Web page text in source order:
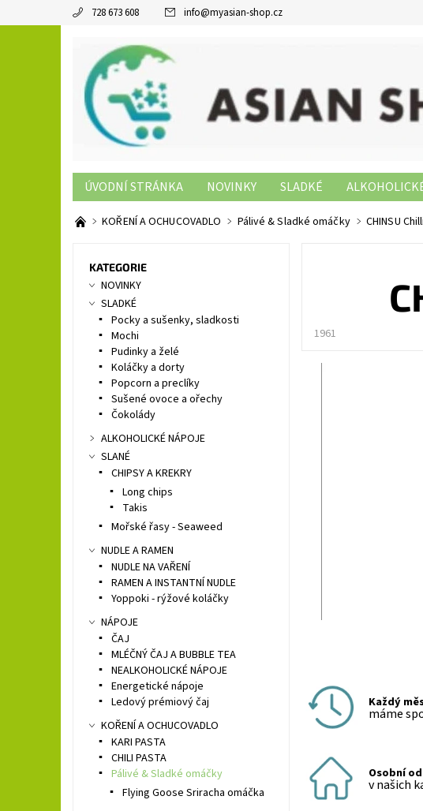
728 673 608 info@myasian-shop.cz
ÚVODNÍ STRÁNKA NOVINKY SLADKÉ
SUSHI PRODUKTY
NON-FOOD KONTAKTY NAŠE
KOŘENÍ A OCHUCOVADLO Pálivé & Sladké omáčky CHINSU
1961
Každý
máme
Osobní
v našich
KATEGORIE
NOVINKY
SLADKÉ
Pocky a sušenky, sladkosti
Mochi
Pudinky a želé
Koláčky a dorty
Popcorn a preclíky
Sušené ovoce a ořechy
Čokolády
ALKOHOLICKÉ NÁPOJE
SLANÉ
CHIPSY A KREKRY
Long chips
Takis
Mořské řasy - Seaweed
NUDLE A RAMEN
NUDLE NA VAŘENÍ
RAMEN A INSTANTNÍ NUDLE
Yoppoki - rýžové koláčky
NÁPOJE
ČAJ
MLÉČNÝ ČAJ A BUBBLE TEA
NEALKOHOLICKÉ NÁPOJE
Energetické nápoje
Ledový prémiový čaj
KOŘENÍ A OCHUCOVADLO
KARI PASTA
CHILI PASTA
Pálivé & Sladké omáčky
Flying Goose Sriracha omáčka